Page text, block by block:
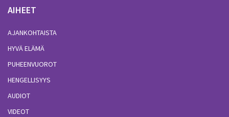
AIHEET
AJANKOHTAISTA
HYVÄ ELÄMÄ
PUHEENVUOROT
HENGELLISYYS
AUDIOT
VIDEOT